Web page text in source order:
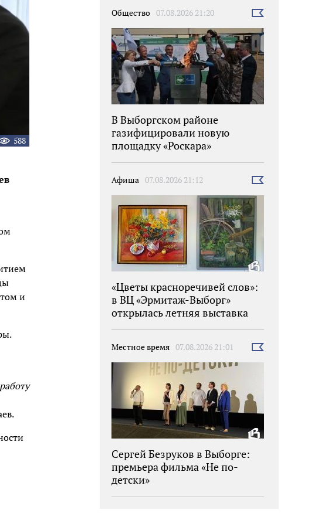
588
и
Общество 07.08.2026 21:20
Выбрать
В Выборгском районе
газифицировали новую
площадку «Роскара»
Афиша 07.08.2026 21:12
Выбрать
«Цветы красноречивей слов»:
в ВЦ «Эрмитаж-Выборг»
открылась летняя выставка
Местное время 07.08.2026 21:01
Выбрать
Сергей Безруков в Выборге:
премьера фильма «Не по-
детски»